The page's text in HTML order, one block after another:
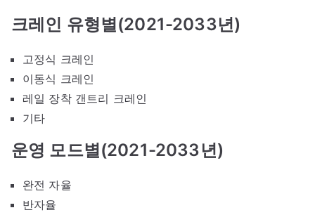
크레인 유형별(2021-2033년)
고정식 크레인
이동식 크레인
레일 장착 갠트리 크레인
기타
운영 모드별(2021-2033년)
완전 자율
반자율